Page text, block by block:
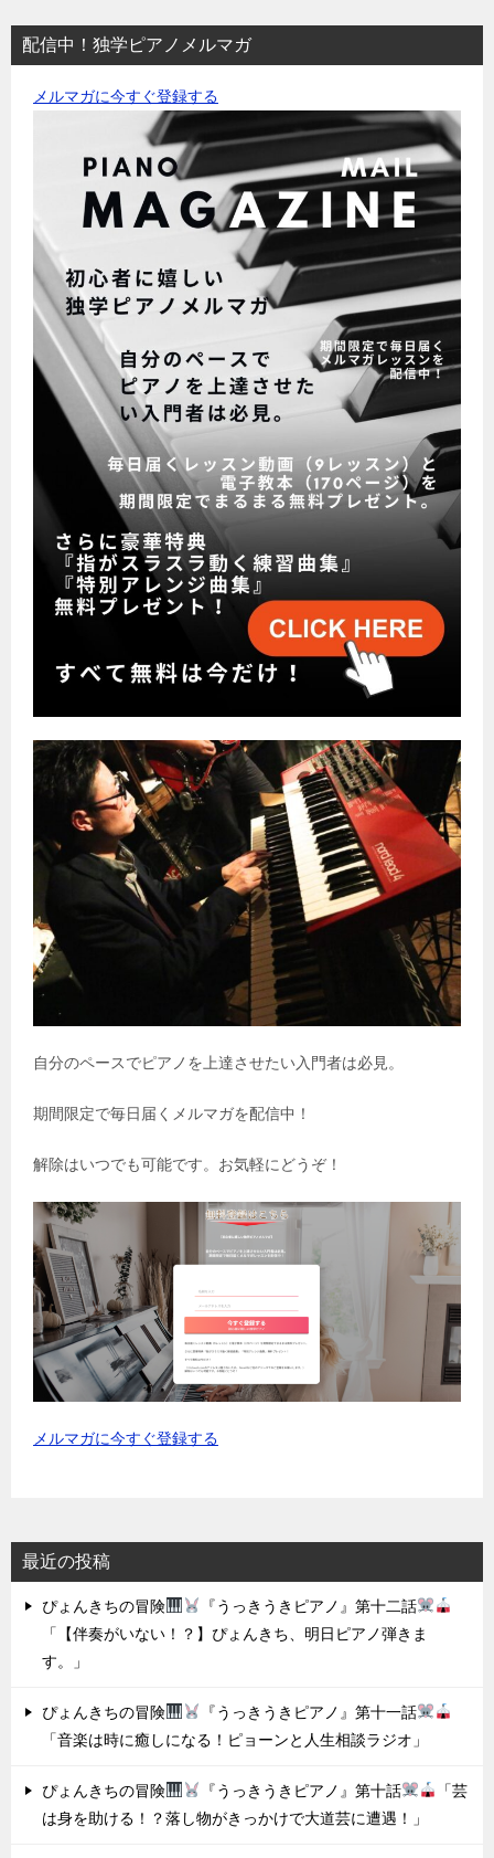
配信中！独学ピアノメルマガ
メルマガに今すぐ登録する
自分のペースでピアノを上達させたい入門者は必見。
期間限定で毎日届くメルマガを配信中！
解除はいつでも可能です。お気軽にどうぞ！
メルマガに今すぐ登録する
最近の投稿
ぴょんきちの冒険
『うっきうきピアノ』第十二話
「【伴奏がいない！？】ぴょんきち、明日ピアノ弾きま
す。」
ぴょんきちの冒険
『うっきうきピアノ』第十一話
「音楽は時に癒しになる！ピョーンと人生相談ラジオ」
ぴょんきちの冒険 『うっきうきピアノ』第十話
「芸
は身を助ける！？落し物がきっかけで大道芸に遭遇！」